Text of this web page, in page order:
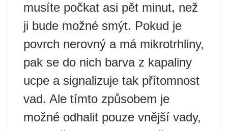
musíte počkat asi pět minut, než
ji bude možné smýt. Pokud je
povrch nerovný a má mikrotrhliny,
pak se do nich barva z kapaliny
ucpe a signalizuje tak přítomnost
vad. Ale tímto způsobem je
možné odhalit pouze vnější vady,